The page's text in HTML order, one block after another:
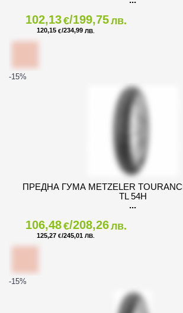
102,13€/199,75лв.
120,15 €/234,99 ЛВ.
-15%
ПРЕДНА ГУМА METZELER
TL 54H
106,48€/208,26лв.
125,27 €/245,01 ЛВ.
-15%